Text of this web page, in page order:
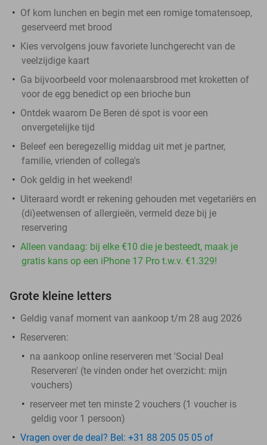
Of kom lunchen en begin met een romige tomatensoep,
geserveerd met brood
Kies vervolgens jouw favoriete lunchgerecht van de
veelzijdige kaart
Ga bijvoorbeeld voor molenaarsbrood met kroketten of
voor de egg benedict op een brioche bun
Ontdek waarom De Beren dé spot is voor een
onvergetelijke tijd
Beleef een beregezellig middag uit met je partner,
familie, vrienden of collega's
Ook geldig in het weekend!
Uiteraard wordt er rekening gehouden met vegetariërs en
(di)eetwensen of allergieën, vermeld deze bij je
reservering
Alleen vandaag: bij elke €10 die je besteedt, maak je
gratis kans op een iPhone 17 Pro t.w.v. €1.329!
Grote kleine letters
Geldig vanaf moment van aankoop t/m 28 aug 2026
Reserveren:
na aankoop online reserveren met 'Social Deal
Reserveren' (te vinden onder het overzicht: mijn
vouchers)
reserveer met ten minste 2 vouchers (1 voucher is
geldig voor 1 persoon)
Vragen over de deal? Bel: +31 88 205 05 05 of